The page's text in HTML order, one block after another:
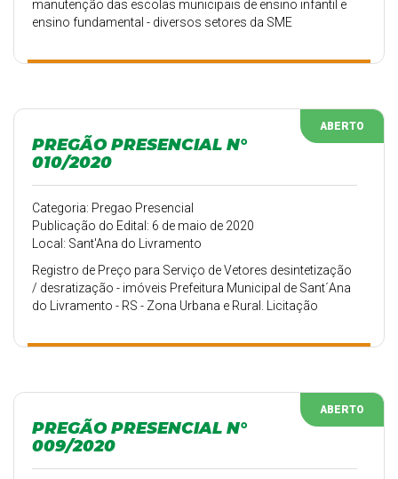
manutenção das escolas municipais de ensino infantil e
ensino fundamental - diversos setores da SME
ABERTO
PREGÃO PRESENCIAL N°
010/2020
Categoria: Pregao Presencial
Publicação do Edital: 6 de maio de 2020
Local: Sant'Ana do Livramento
Registro de Preço para Serviço de Vetores desintetização
/ desratização - imóveis Prefeitura Municipal de Sant´Ana
do Livramento - RS - Zona Urbana e Rural. Licitação
ABERTO
PREGÃO PRESENCIAL N°
009/2020